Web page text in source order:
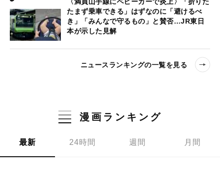
〈満員山手線にベビーカーで炎上〉「折りた
たまず乗車できる」はずなのに「避けるべ
き」「みんなで守るもの」と賛否…JR東日
本が示した見解
ニュースランキングの一覧を見る
漫画ランキング
最新 24時間 週間 月間